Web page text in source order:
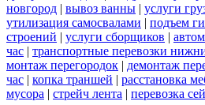
новгород | вывоз ванны | услуги
утилизация самосвалами | подъем
строений | услуги сборщиков |
час | транспортные перевозки
монтаж перегородок | демонтаж
час | копка траншей | расстановка
мусора | стрейч лента | перевозка